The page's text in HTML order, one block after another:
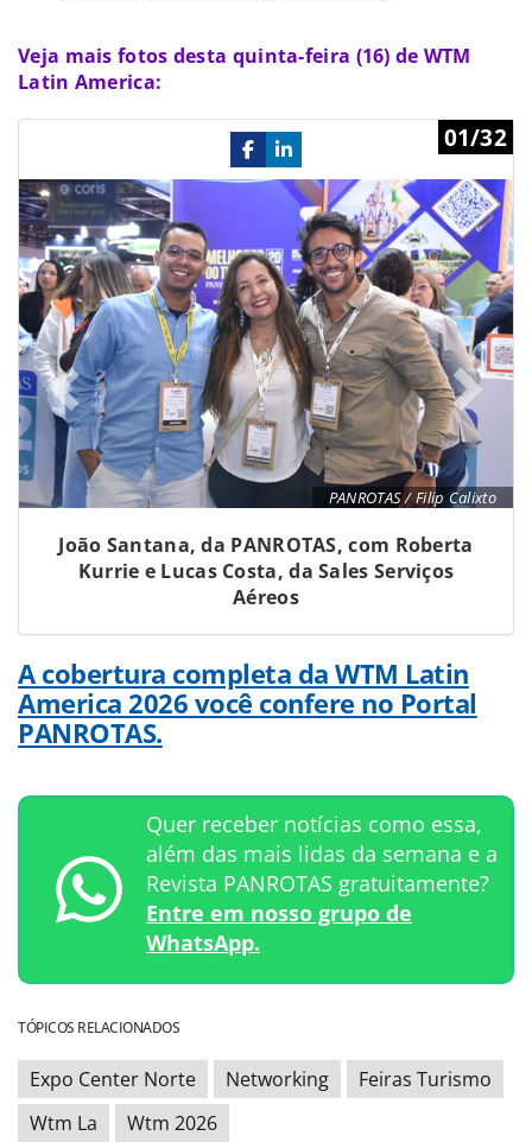
Veja mais fotos desta quinta-feira (16) de WTM
Latin America:
PANROTAS / Filip Calixto
01/32
João Santana, da PANROTAS, com Roberta
Kurrie e Lucas Costa, da Sales Serviços
Aéreos
Previous
A cobertura completa da WTM Latin
America 2026 você confere no Portal
PANROTAS.
Quer receber notícias como essa,
além das mais lidas da semana e a
Revista PANROTAS gratuitamente?
Entre em nosso grupo de
WhatsApp.
TÓPICOS RELACIONADOS
Expo Center Norte Networking
Feiras Turismo
Wtm La
Wtm 2026